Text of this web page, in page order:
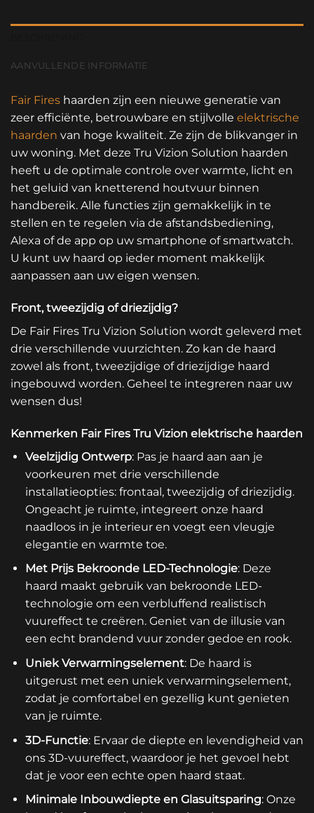
AANVULLENDE INFORMATIE
Fair Fires haarden zijn een nieuwe generatie van
zeer efficiënte, betrouwbare en stijlvolle elektrische
haarden van hoge kwaliteit. Ze zijn de blikvanger in
uw woning. Met deze Tru Vizion Solution haarden
heeft u de optimale controle over warmte, licht en
het geluid van knetterend houtvuur binnen
handbereik. Alle functies zijn gemakkelijk in te
stellen en te regelen via de afstandsbediening,
Alexa of de app op uw smartphone of smartwatch.
U kunt uw haard op ieder moment makkelijk
aanpassen aan uw eigen wensen.
Front, tweezijdig of driezijdig?
De Fair Fires Tru Vizion Solution wordt geleverd met
drie verschillende vuurzichten. Zo kan de haard
zowel als front, tweezijdige of driezijdige haard
ingebouwd worden. Geheel te integreren naar uw
wensen dus!
Kenmerken Fair Fires Tru Vizion elektrische haarden
Veelzijdig Ontwerp: Pas je haard aan aan je
voorkeuren met drie verschillende
installatieopties: frontaal, tweezijdig of driezijdig.
Ongeacht je ruimte, integreert onze haard
naadloos in je interieur en voegt een vleugje
elegantie en warmte toe.
Met Prijs Bekroonde LED-Technologie: Deze
haard maakt gebruik van bekroonde LED-
technologie om een verbluffend realistisch
vuureffect te creëren. Geniet van de illusie van
een echt brandend vuur zonder gedoe en rook.
Uniek Verwarmingselement: De haard is
uitgerust met een uniek verwarmingselement,
zodat je comfortabel en gezellig kunt genieten
van je ruimte.
3D-Functie: Ervaar de diepte en levendigheid van
ons 3D-vuureffect, waardoor je het gevoel hebt
dat je voor een echte open haard staat.
Minimale Inbouwdiepte en Glasuitsparing: Onze